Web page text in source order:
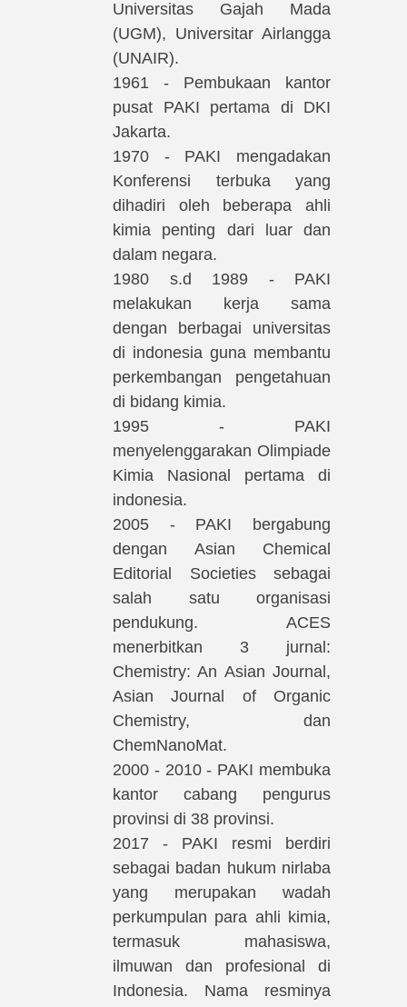
Universitas Gajah Mada
(UGM), Universitar Airlangga
(UNAIR).
1961 - Pembukaan kantor
pusat PAKI pertama di DKI
Jakarta.
1970 - PAKI mengadakan
Konferensi terbuka yang
dihadiri oleh beberapa ahli
kimia penting dari luar dan
dalam negara.
1980 s.d 1989 - PAKI
melakukan kerja sama
dengan berbagai universitas
di indonesia guna membantu
perkembangan pengetahuan
di bidang kimia.
1995 - PAKI
menyelenggarakan Olimpiade
Kimia Nasional pertama di
indonesia.
2005 - PAKI bergabung
dengan Asian Chemical
Editorial Societies sebagai
salah satu organisasi
pendukung. ACES
menerbitkan 3 jurnal:
Chemistry: An Asian Journal,
Asian Journal of Organic
Chemistry, dan
ChemNanoMat.
2000 - 2010 - PAKI membuka
kantor cabang pengurus
provinsi di 38 provinsi.
2017 - PAKI resmi berdiri
sebagai badan hukum nirlaba
yang merupakan wadah
perkumpulan para ahli kimia,
termasuk mahasiswa,
ilmuwan dan profesional di
Indonesia. Nama resminya